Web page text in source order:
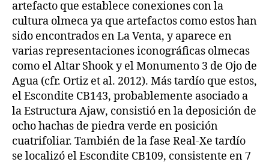
artefacto que establece conexiones con la
cultura olmeca ya que artefactos como estos han
sido encontrados en La Venta, y aparece en
varias representaciones iconográficas olmecas
como el Altar Shook y el Monumento 3 de Ojo de
Agua (cfr. Ortiz et al. 2012). Más tardío que estos,
el Escondite CB143, probablemente asociado a
la Estructura Ajaw, consistió en la deposición de
ocho hachas de piedra verde en posición
cuatrifoliar. También de la fase Real-Xe tardío
se localizó el Escondite CB109, consistente en 7